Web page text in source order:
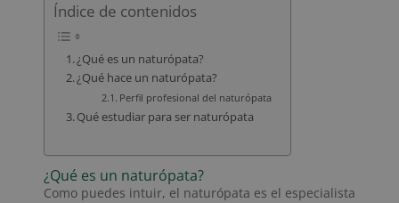
Índice de contenidos
¿Qué es un naturópata?
¿Qué hace un naturópata?
Perfil profesional del naturópata
Qué estudiar para ser naturópata
¿Qué es un naturópata?
Como puedes intuir, el naturópata es el especialista